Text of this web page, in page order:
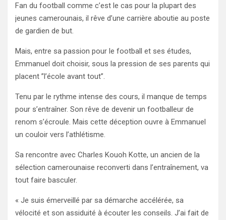
Fan du football comme c’est le cas pour la plupart des
jeunes camerounais, il rêve d’une carrière aboutie au poste
de gardien de but.
Mais, entre sa passion pour le football et ses études,
Emmanuel doit choisir, sous la pression de ses parents qui
placent ”l’école avant tout”.
Tenu par le rythme intense des cours, il manque de temps
pour s’entraîner. Son rêve de devenir un footballeur de
renom s’écroule. Mais cette déception ouvre à Emmanuel
un couloir vers l’athlétisme.
Sa rencontre avec Charles Kouoh Kotte, un ancien de la
sélection camerounaise reconverti dans l’entraînement, va
tout faire basculer.
« Je suis émerveillé par sa démarche accélérée, sa
vélocité et son assiduité à écouter les conseils. J’ai fait de